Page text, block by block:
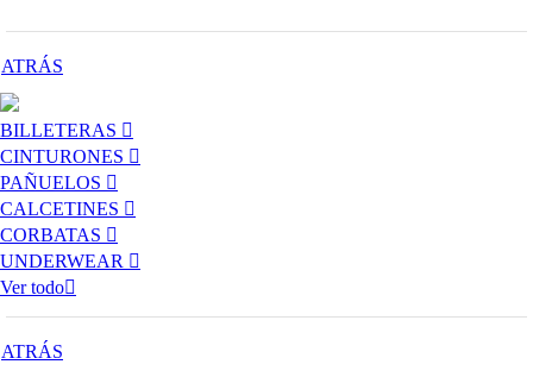
ATRÁS
BILLETERAS
CINTURONES
PAÑUELOS
CALCETINES
CORBATAS
UNDERWEAR
Ver todo
ATRÁS